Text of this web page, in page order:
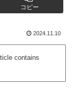
コピー
2024.11.10
contains